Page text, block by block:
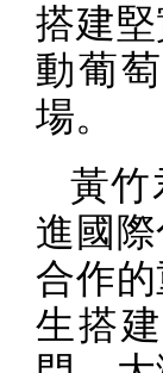
搭建
動葡
場。
黃竹
進國
合作
生搭